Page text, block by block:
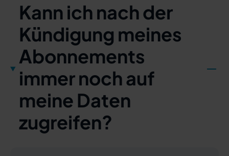
Kann ich nach der
Kündigung meines
Abonnements
immer noch auf
meine Daten
zugreifen?